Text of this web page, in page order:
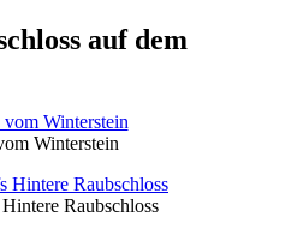
auf dem
Winterstein
Raubschloss